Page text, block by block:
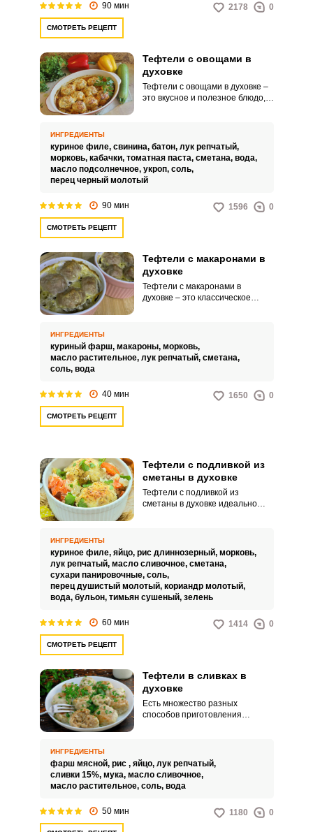
90 мин 2178 0
СМОТРЕТЬ РЕЦЕПТ
Тефтели с овощами в
духовке
Тефтели с овощами в духовке –
это вкусное и полезное блюдо,
с летними овощами, станут
настоящим угощением для всех
членов семьи.
ИНГРЕДИЕНТЫ
куриное филе, свинина, батон, лук репчатый,
морковь, кабачки, томатная паста, сметана, вода,
масло подсолнечное, укроп, соль,
перец черный молотый
90 мин 1596 0
СМОТРЕТЬ РЕЦЕПТ
Тефтели с макаронами в
духовке
Тефтели с макаронами в
духовке – это классическое
в духовке. Главным
ингредиентом блюда является
фарш из мяса. Фарш
другими специями, чтобы
ИНГРЕДИЕНТЫ
куриный фарш, макароны, морковь,
масло растительное, лук репчатый, сметана,
соль, вода
40 мин 1650 0
СМОТРЕТЬ РЕЦЕПТ
Тефтели с подливкой из
сметаны в духовке
Тефтели с подливкой из
сметаны в духовке идеально
приобретают невероятную
сочность и аромат.
ИНГРЕДИЕНТЫ
куриное филе, яйцо, рис длиннозерный, морковь,
лук репчатый, масло сливочное, сметана,
сухари панировочные, соль,
перец душистый молотый, кориандр молотый,
вода, бульон, тимьян сушеный, зелень
60 мин 1414 0
СМОТРЕТЬ РЕЦЕПТ
Тефтели в сливках в
духовке
Есть множество разных
способов приготовления
данному рецепту их можно
приготовить не только вкусно, но
и достаточно быстро.
ИНГРЕДИЕНТЫ
фарш мясной, рис , яйцо, лук репчатый,
сливки 15%, мука, масло сливочное,
масло растительное, соль, вода
50 мин 1180 0
ВХОД НА САЙТ РЕГИСТРАЦИЯ
Войдите
с помощью социальных сетей:
или